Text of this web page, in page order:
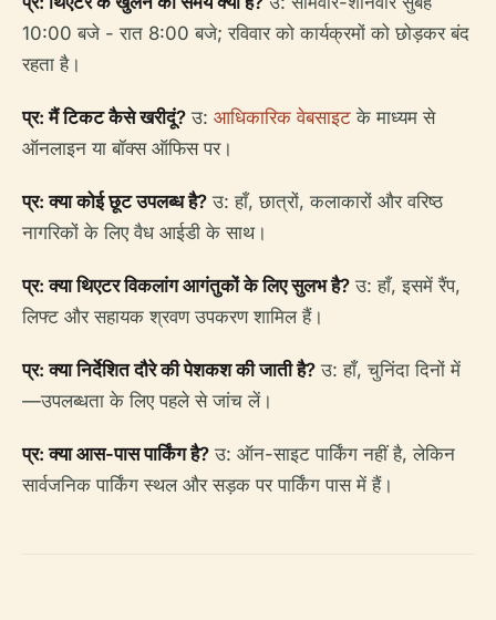
10:00 बजे - रात 8:00 बजे; रविवार को कार्यक्रमों को छोड़कर बंद
रहता है।
प्र: मैं टिकट कैसे खरीदूं? उ: आधिकारिक वेबसाइट के माध्यम से
ऑनलाइन या बॉक्स ऑफिस पर।
प्र: क्या कोई छूट उपलब्ध है? उ: हाँ, छात्रों, कलाकारों और वरिष्ठ
नागरिकों के लिए वैध आईडी के साथ।
प्र: क्या थिएटर विकलांग आगंतुकों के लिए सुलभ है? उ: हाँ, इसमें रैंप,
लिफ्ट और सहायक श्रवण उपकरण शामिल हैं।
प्र: क्या निर्देशित दौरे की पेशकश की जाती है? उ: हाँ, चुनिंदा दिनों में
—उपलब्धता के लिए पहले से जांच लें।
प्र: क्या आस-पास पार्किंग है? उ: ऑन-साइट पार्किंग नहीं है, लेकिन
सार्वजनिक पार्किंग स्थल और सड़क पर पार्किंग पास में हैं।